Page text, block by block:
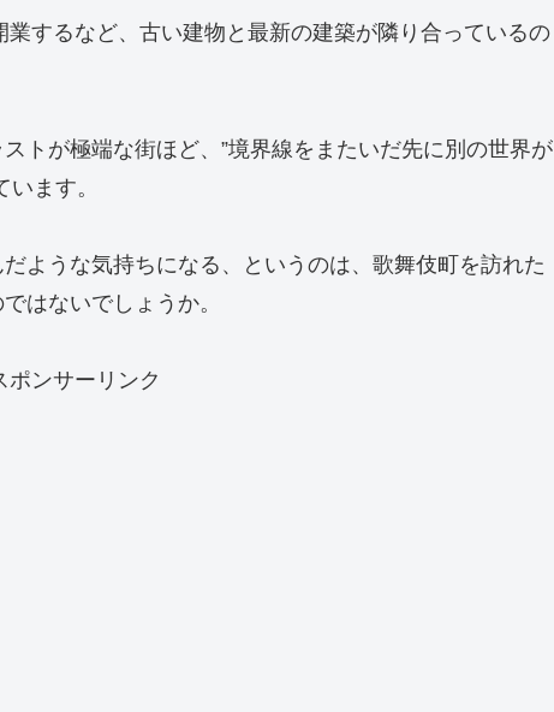
するなど、古い建物と最新の建築が隣り合っているの
トが極端な街ほど、”境界線をまたいだ先に別の世界が
ます。
ような気持ちになる、というのは、歌舞伎町を訪れた
はないでしょうか。
ポンサーリンク